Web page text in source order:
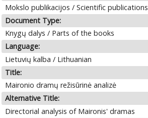
Mokslo publikacijos / Scientific publications
Document Type:
Knygų dalys / Parts of the books
Language:
Lietuvių kalba / Lithuanian
Title:
Maironio dramų režisūrinė analizė
Alternative Title:
Directorial analysis of Maironis' dramas